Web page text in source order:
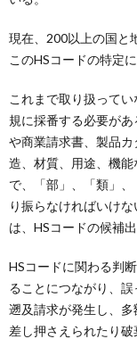
現在、200以上の国と
このHSコードの特定
これまで取り扱って
規に採番する必要が
や商業請求書、製品
造、材質、用途、機
で、「部」、「類」
り振らなければいけ
は、HSコードの候補
HSコードに関わる判
ることにつながり、誤
遡及請求が発生し、
差し押さえられたり